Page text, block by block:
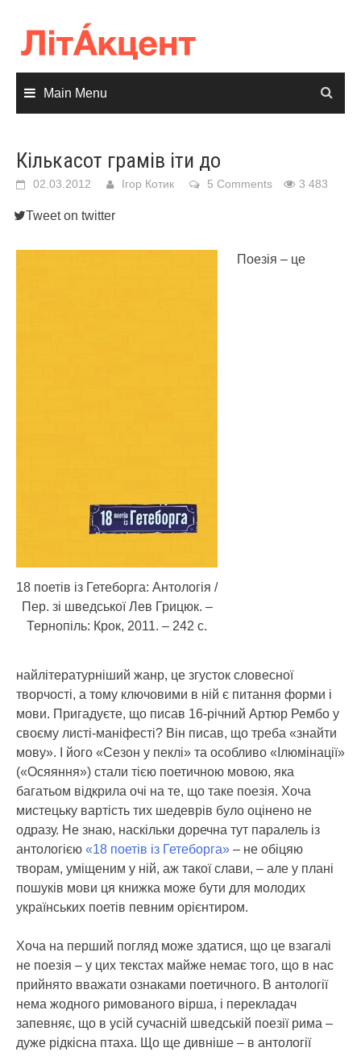
content
Main Menu
Кількасот грамів іти до
02.03.2012 Ігор Котик 5 Comments 3 483
Tweet on twitter
18 поетів із Гетеборга: Антологія /
Пер. зі шведської Лев Грицюк. –
Тернопіль: Крок, 2011. – 242 с.
Поезія – це
найлітературніший жанр, це згусток словесної
творчості, а тому ключовими в ній є питання форми і
мови. Пригадуєте, що писав 16-річний Артюр Рембо у
своєму листі-маніфесті? Він писав, що треба «знайти
мову». І його «Сезон у пеклі» та особливо «Ілюмінації»
(«Осяяння») стали тією поетичною мовою, яка
багатьом відкрила очі на те, що таке поезія. Хоча
мистецьку вартість тих шедеврів було оцінено не
одразу. Не знаю, наскільки доречна тут паралель із
антологією «18 поетів із Гетеборга» – не обіцяю
творам, уміщеним у ній, аж такої слави, – але у плані
пошуків мови ця книжка може бути для молодих
українських поетів певним орієнтиром.
Хоча на перший погляд може здатися, що це взагалі
не поезія – у цих текстах майже немає того, що в нас
прийнято вважати ознаками поетичного. В антології
нема жодного римованого вірша, і перекладач
запевняє, що в усій сучасній шведській поезії рима –
дуже рідкісна птаха. Що ще дивніше – в антології